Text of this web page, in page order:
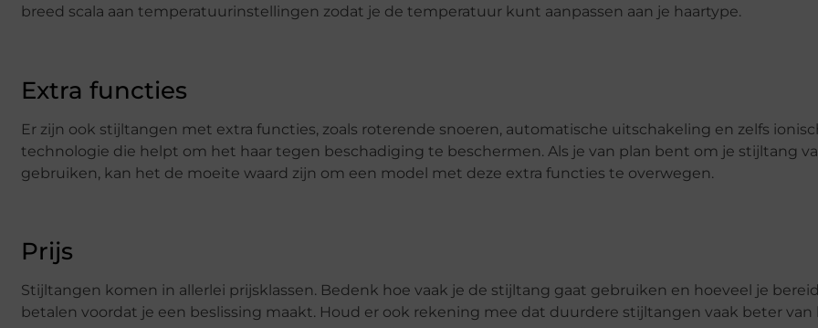
breed scala aan temperatuurinstellingen zodat je de temperatuur kunt aanpassen aan je haartype.
Extra functies
Er zijn ook stijltangen met extra functies, zoals roterende snoeren, automatische uitschakeling en zelfs
technologie die helpt om het haar tegen beschadiging te beschermen. Als je van plan bent om je stijltang
gebruiken, kan het de moeite waard zijn om een model met deze extra functies te overwegen.
Prijs
Stijltangen komen in allerlei prijsklassen. Bedenk hoe vaak je de stijltang gaat gebruiken en hoeveel je
betalen voordat je een beslissing maakt. Houd er ook rekening mee dat duurdere stijltangen vaak beter van